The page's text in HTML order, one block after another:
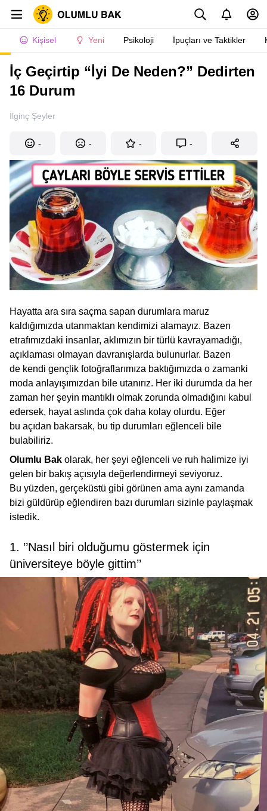
Kişisel Yeni Psikoloji İpuçları ve Taktikler
İç Geçirtip “İyi De Neden?” Dedirten
16 Durum
İlginç Şeyler
- - - -
Hayatta ara sıra saçma sapan durumlara maruz
kaldığımızda utanmaktan kendimizi alamayız. Bazen
etrafımızdaki insanlar, aklımızın bir türlü kavrayamadığı,
açıklaması olmayan davranışlarda bulunurlar. Bazen
de kendi gençlik fotoğraflarımıza baktığımızda o zamanki
moda anlayışımızdan bile utanırız. Her iki durumda da her
zaman her şeyin mantıklı olmak zorunda olmadığını kabul
edersek, hayat aslında çok daha kolay olurdu. Eğer
bu açıdan bakarsak, bu tip durumları eğlenceli bile
bulabiliriz.
Olumlu Bak olarak, her şeyi eğlenceli ve ruh halimize iyi
gelen bir bakış açısıyla değerlendirmeyi seviyoruz.
Bu yüzden, gerçeküstü gibi görünen ama aynı zamanda
bizi güldürüp eğlendiren bazı durumları sizinle paylaşmak
istedik.
1. ’’Nasıl biri olduğumu göstermek için
üniversiteye böyle gittim’’